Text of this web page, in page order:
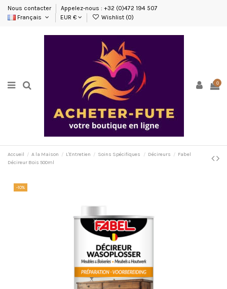
Nous contacter
Appelez-nous : +32 (0)472 194 507
Français
EUR € Wishlist (0)
0
Accueil A la Maison L'Entretien Soins Spécifiques Décireurs
Fabel
Décireur Bois 500ml
-10%